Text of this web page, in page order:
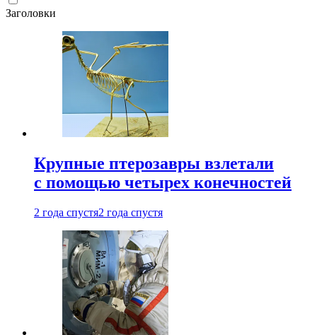
Заголовки
Крупные птерозавры взлетали
с помощью четырех конечностей
2 года спустя2 года спустя